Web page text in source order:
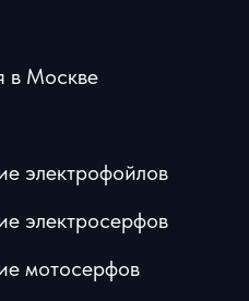
в Москве
электрофойлов
электросерфов
мотосерфов